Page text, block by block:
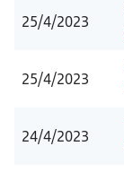
25/4/2023
25/4/2023
24/4/2023